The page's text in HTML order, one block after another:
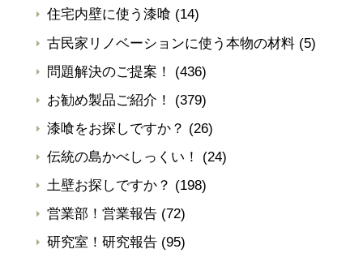
住宅内壁に使う漆喰 (14)
古民家リノベーションに使う本物の材料 (5)
問題解決のご提案！
(436)
お勧め製品ご紹介！
(379)
漆喰をお探しですか？ (26)
伝統の島かべしっくい！
(24)
土壁お探しですか？ (198)
営業部！営業報告 (72)
研究室！研究報告 (95)